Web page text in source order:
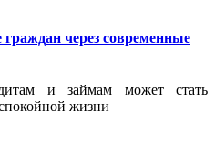
через современные
и займам может стать
жизни